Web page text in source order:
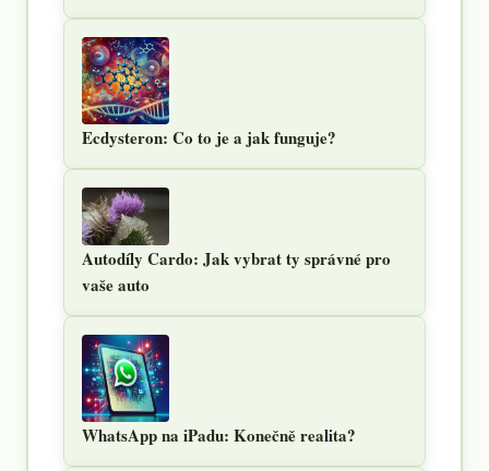
Ecdysteron: Co to je a jak funguje?
Autodíly Cardo: Jak vybrat ty správné pro
vaše auto
WhatsApp na iPadu: Konečně realita?